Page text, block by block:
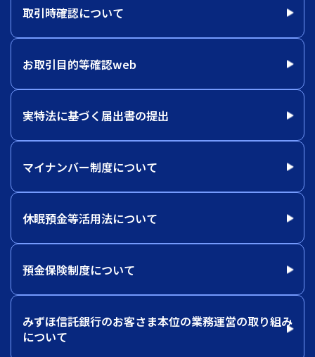
取引時確認について
お取引目的等確認web
実特法に基づく届出書の提出
マイナンバー制度について
休眠預金等活用法について
預金保険制度について
みずほ信託銀行のお客さま本位の業務運営の取り組み
について